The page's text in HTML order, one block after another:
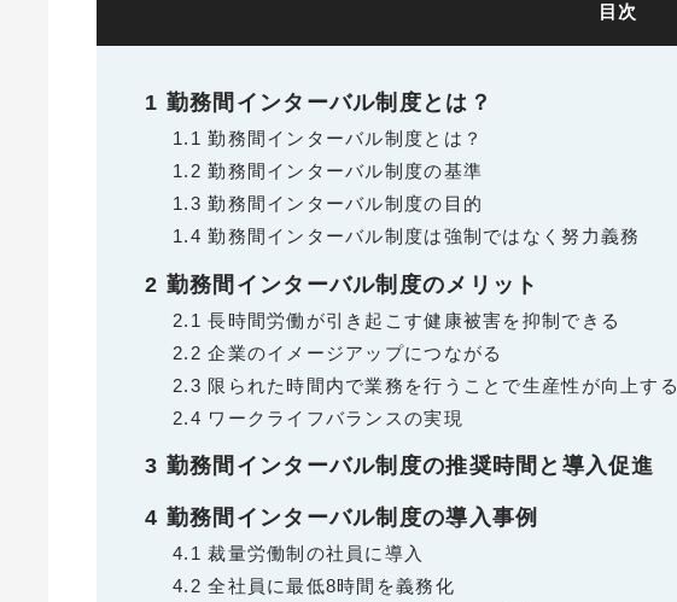
目次
1 勤務間インターバル制度とは？
1.1 勤務間インターバル制度とは？
1.2 勤務間インターバル制度の基準
1.3 勤務間インターバル制度の目的
1.4 勤務間インターバル制度は強制ではなく努力義務
2 勤務間インターバル制度のメリット
2.1 長時間労働が引き起こす健康被害を抑制できる
2.2 企業のイメージアップにつながる
2.3 限られた時間内で業務を行うことで生産性が向上する
2.4 ワークライフバランスの実現
3 勤務間インターバル制度の推奨時間と導入促進
4 勤務間インターバル制度の導入事例
4.1 裁量労働制の社員に導入
4.2 全社員に最低8時間を義務化